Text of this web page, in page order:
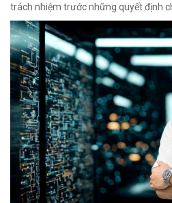
trách nhiệm trước những quyết định